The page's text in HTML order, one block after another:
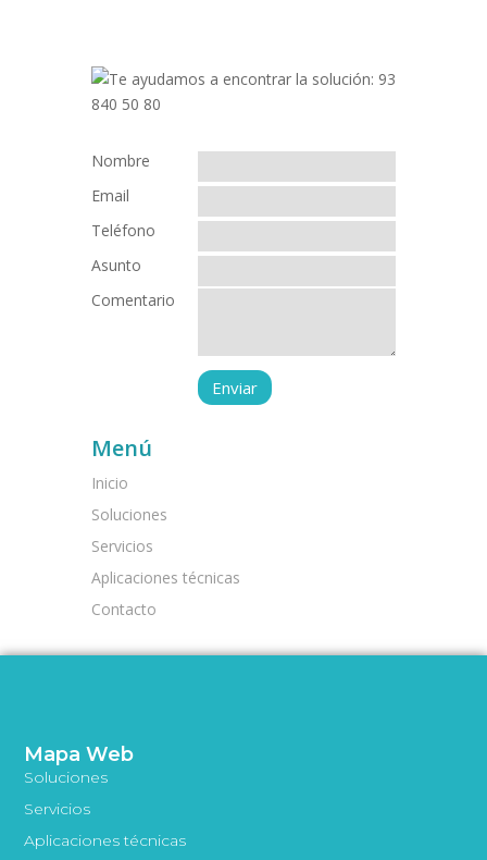
Nombre
Email
Teléfono
Asunto
Comentario
Menú
Inicio
Soluciones
Servicios
Aplicaciones técnicas
Contacto
Mapa Web
Soluciones
Servicios
Aplicaciones técnicas